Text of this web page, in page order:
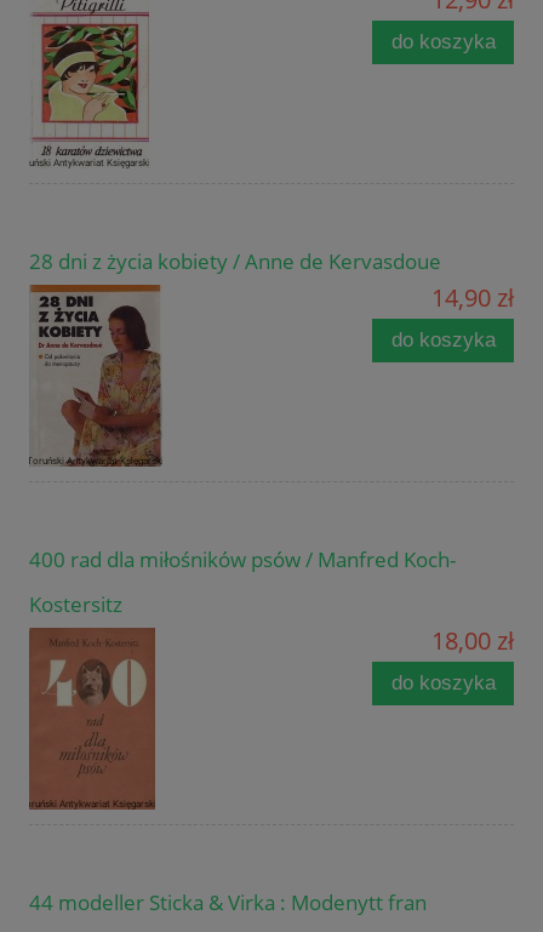
do koszyka
28 dni z życia kobiety / Anne de Kervasdoue
14,90 zł
do koszyka
400 rad dla miłośników psów / Manfred Koch-
Kostersitz
18,00 zł
do koszyka
44 modeller Sticka & Virka : Modenytt fran